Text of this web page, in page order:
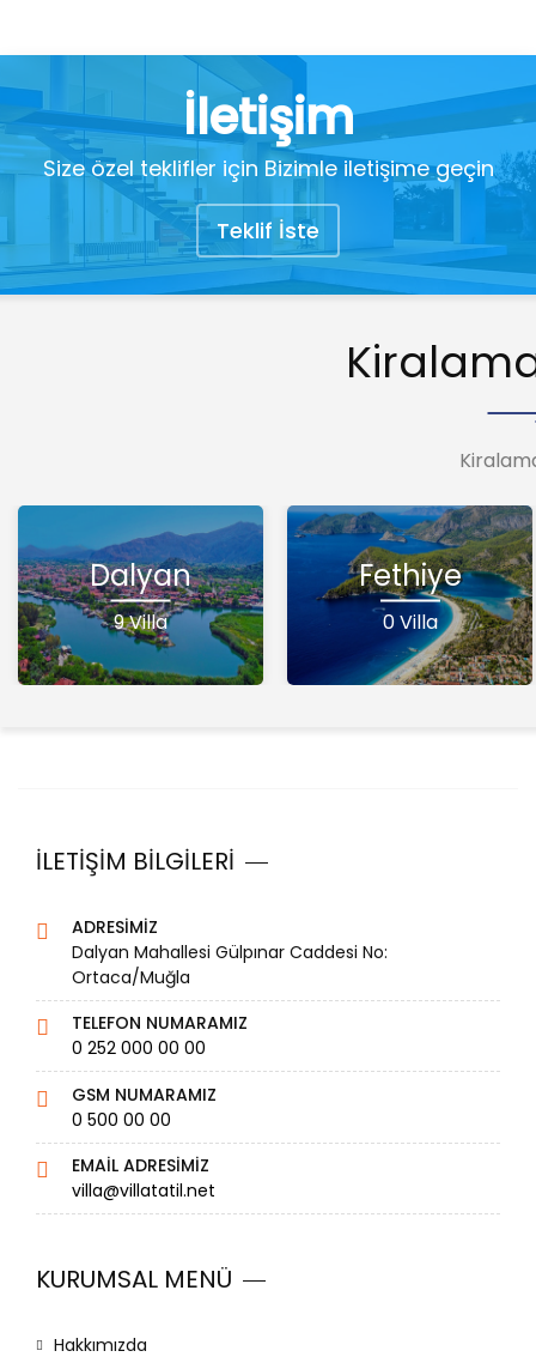
İletişim
Size özel teklifler için Bizimle iletişime geçin
Teklif İste
Dalyan
9 Villa
Fethiye
0 Villa
İLETİŞİM BİLGİLERİ
ADRESİMİZ
Dalyan Mahallesi Gülpınar Caddesi No:
Ortaca/Muğla
TELEFON NUMARAMIZ
0 252 000 00 00
GSM NUMARAMIZ
0 500 00 00
EMAİL ADRESİMİZ
villa@villatatil.net
KURUMSAL MENÜ
Hakkımızda